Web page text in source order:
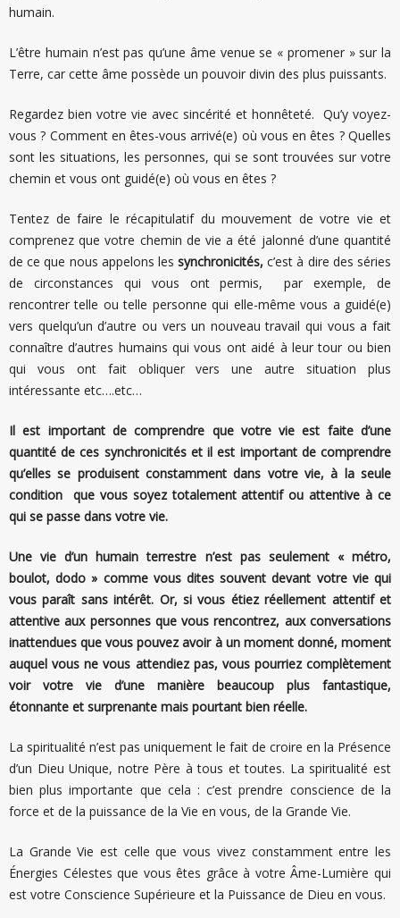
humain.
L’être humain n’est pas qu’une âme venue se « promener » sur la
Terre, car cette âme possède un pouvoir divin des plus puissants.
Regardez bien votre vie avec sincérité et honnêteté. Qu’y voyez-
vous ? Comment en êtes-vous arrivé(e) où vous en êtes ? Quelles
sont les situations, les personnes, qui se sont trouvées sur votre
chemin et vous ont guidé(e) où vous en êtes ?
Tentez de faire le récapitulatif du mouvement de votre vie et
comprenez que votre chemin de vie a été jalonné d’une quantité
de ce que nous appelons les synchronicités, c’est à dire des séries
de circonstances qui vous ont permis, par exemple, de
rencontrer telle ou telle personne qui elle-même vous a guidé(e)
vers quelqu’un d’autre ou vers un nouveau travail qui vous a fait
connaître d’autres humains qui vous ont aidé à leur tour ou bien
qui vous ont fait obliquer vers une autre situation plus
intéressante etc….etc…
Il est important de comprendre que votre vie est faite d’une
quantité de ces synchronicités et il est important de comprendre
qu’elles se produisent constamment dans votre vie, à la seule
condition que vous soyez totalement attentif ou attentive à ce
qui se passe dans votre vie.
Une vie d’un humain terrestre n’est pas seulement « métro,
boulot, dodo » comme vous dites souvent devant votre vie qui
vous paraît sans intérêt. Or, si vous étiez réellement attentif et
attentive aux personnes que vous rencontrez, aux conversations
inattendues que vous pouvez avoir à un moment donné, moment
auquel vous ne vous attendiez pas, vous pourriez complètement
voir votre vie d’une manière beaucoup plus fantastique,
étonnante et surprenante mais pourtant bien réelle.
La spiritualité n’est pas uniquement le fait de croire en la Présence
d’un Dieu Unique, notre Père à tous et toutes. La spiritualité est
bien plus importante que cela : c’est prendre conscience de la
force et de la puissance de la Vie en vous, de la Grande Vie.
La Grande Vie est celle que vous vivez constamment entre les
Énergies Célestes que vous êtes grâce à votre Âme-Lumière qui
est votre Conscience Supérieure et la Puissance de Dieu en vous.